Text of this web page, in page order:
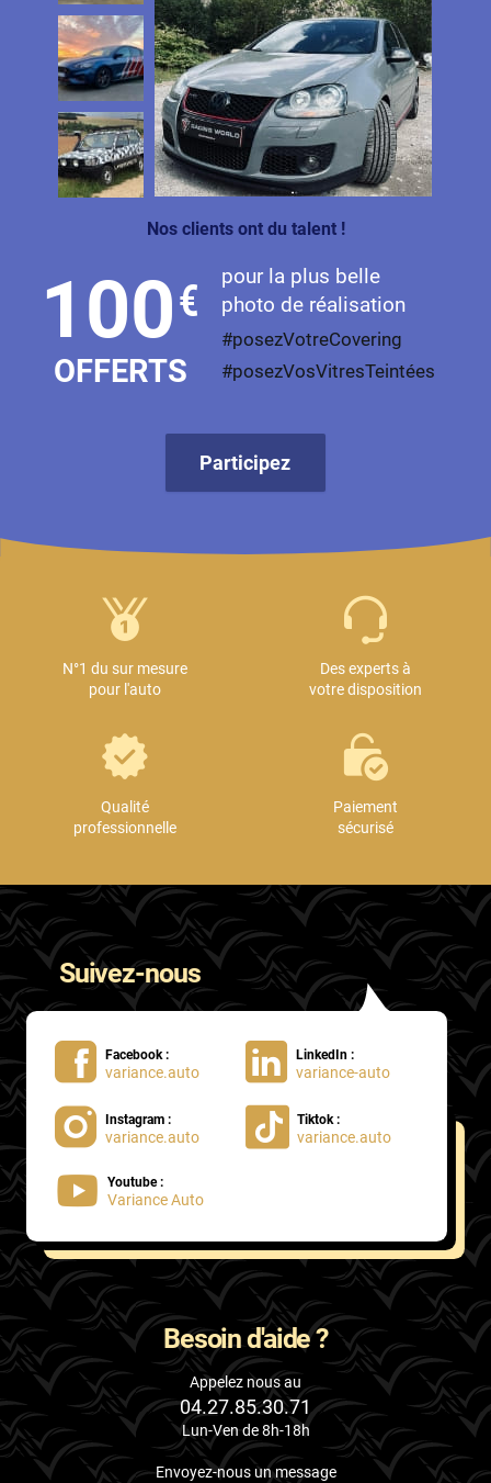
Nos clients ont du talent !
100€
OFFERTS
pour la plus belle
photo de réalisation
#posezVotreCovering
#posezVosVitresTeintées
Participez
N°1 du sur mesure
pour l'auto
Des experts à
votre disposition
Qualité
professionnelle
Paiement
sécurisé
Suivez-nous
Facebook :
variance.auto
LinkedIn :
variance-auto
Instagram :
variance.auto
Tiktok :
variance.auto
Youtube :
Variance Auto
Besoin d'aide ?
Appelez nous au
04.27.85.30.71
Lun-Ven de 8h-18h
Envoyez-nous un message